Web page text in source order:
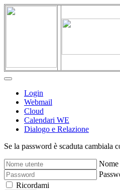
Login
Webmail
Cloud
Calendari WE
Dialogo e Relazione
Se la password è scaduta cambiala
Nome
Ricordami